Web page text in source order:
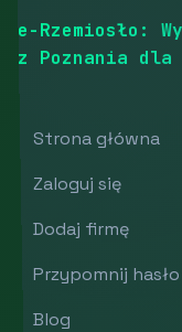
e-Rzemiosło:
z Poznania
Strona główna
Zaloguj się
Dodaj firmę
Przypomnij hasło
Blog